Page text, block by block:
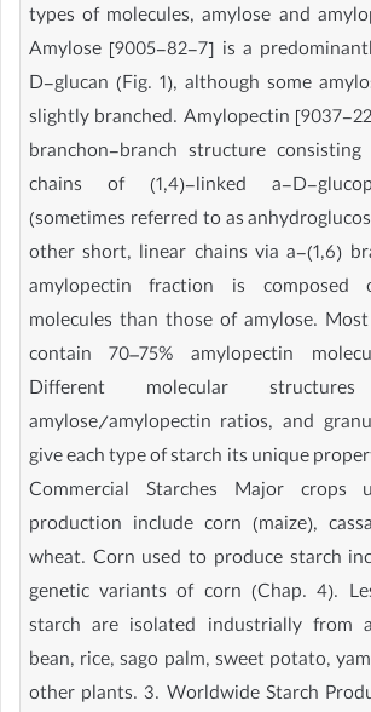
types of molecules, amylose and
Amylose [9005-82-7] is a
D-glucan (Fig. 1), although some
slightly branched. Amylopectin [9037-
branchon-branch structure
chains of (1,4)-linked a-D-
(sometimes referred to as
other short, linear chains via a-(1,6)
amylopectin fraction is composed
molecules than those of amylose.
contain 70–75% amylopectin
Different molecular
amylose/amylopectin ratios, and
give each type of starch its unique
Commercial Starches Major crops
production include corn (maize),
wheat. Corn used to produce starch
genetic variants of corn (Chap. 4).
starch are isolated industrially from
bean, rice, sago palm, sweet potato,
other plants. 3. Worldwide Starch